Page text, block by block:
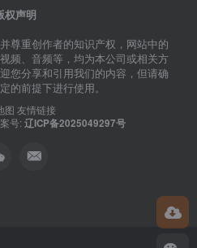
权声明
尊重创作者的知识产权，网站中的
频、音频等，均为本公司或相关方
您分享和引用我们的内容，但请确
的前提下进行使用。
图 友情链接
号: 辽ICP备2025049297号